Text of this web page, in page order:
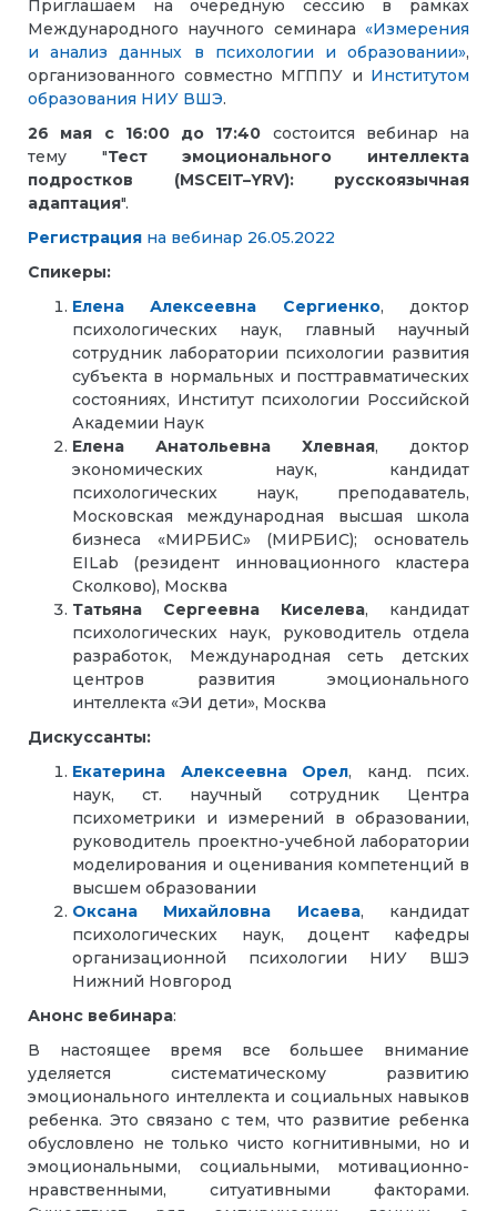
Приглашаем на очередную сессию в рамках
Международного научного семинара «Измерения
и анализ данных в психологии и образовании»,
организованного совместно МГППУ и Институтом
образования НИУ ВШЭ.
26 мая с 16:00
до 17:40 состоится вебинар на
тему "Тест эмоционального интеллекта
подростков (MSCEIT–YRV): русскоязычная
адаптация".
Регистрация на вебинар 26.05.2022
Спикеры:
Елена Алексеевна Сергиенко,
доктор
психологических наук, главный научный
сотрудник лаборатории психологии развития
субъекта в нормальных и посттравматических
состояниях, Институт психологии Российской
Академии Наук
Елена Анатольевна Хлевная,
доктор
экономических наук, кандидат
психологических наук, преподаватель,
Московская международная высшая школа
бизнеса «МИРБИС» (МИРБИС); основатель
EILab (резидент инновационного кластера
Сколково), Москва
Татьяна Сергеевна Киселева,
кандидат
психологических наук, руководитель отдела
разработок, Международная сеть детских
центров развития эмоционального
интеллекта «ЭИ дети», Москва
Дискуссанты:
Екатерина Алексеевна Орел, канд. псих.
наук, ст. научный сотрудник Центра
психометрики и измерений в образовании,
руководитель проектно-учебной лаборатории
моделирования и оценивания компетенций в
высшем образовании
Оксана Михайловна Исаева, кандидат
психологических наук, доцент кафедры
организационной психологии НИУ ВШЭ
Нижний Новгород
Анонс вебинара:
В настоящее время все большее внимание
уделяется систематическому развитию
эмоционального интеллекта и социальных навыков
ребенка. Это связано с тем, что развитие ребенка
обусловлено не только чисто когнитивными, но и
эмоциональными, социальными, мотивационно-
нравственными, ситуативными факторами.